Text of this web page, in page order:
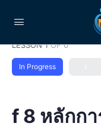
LESSON 1OF 0
In Progress
f 8 หลักก